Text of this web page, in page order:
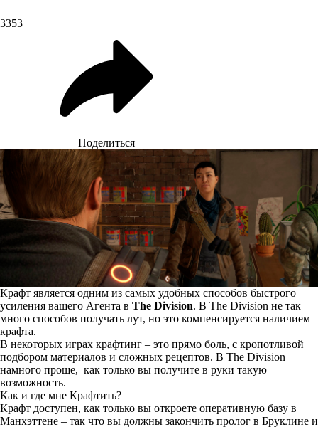
3353
Поделиться
Крафт является одним из самых удобных способов быстрого
усиления вашего Агента в The Division. В The Division не так
много способов получать лут, но это компенсируется наличием
крафта.
В некоторых играх крафтинг – это прямо боль, с кропотливой
подбором материалов и сложных рецептов. В The Division
намного проще, как только вы получите в руки такую
возможность.
Как и где мне Крафтить?
Крафт доступен, как только вы откроете оперативную базу в
Манхэттене – так что вы должны закончить пролог в Бруклине и